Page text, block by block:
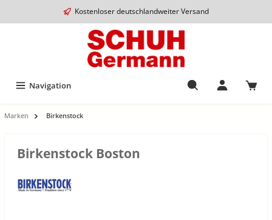
Kostenloser deutschlandweiter Versand
Navigation
Marken Birkenstock
Birkenstock Boston